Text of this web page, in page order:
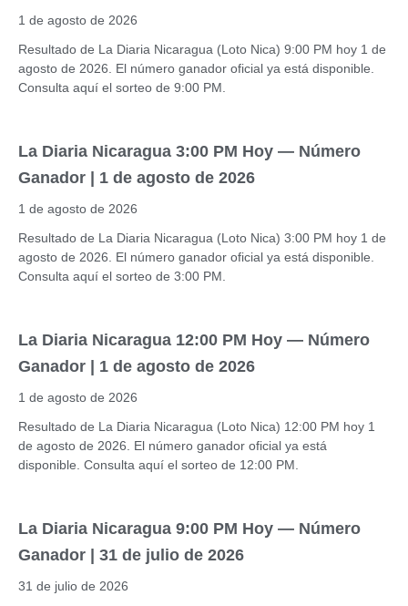
1 de agosto de 2026
Resultado de La Diaria Nicaragua (Loto Nica) 9:00 PM hoy 1 de
agosto de 2026. El número ganador oficial ya está disponible.
Consulta aquí el sorteo de 9:00 PM.
La Diaria Nicaragua 3:00 PM Hoy — Número
Ganador | 1 de agosto de 2026
1 de agosto de 2026
Resultado de La Diaria Nicaragua (Loto Nica) 3:00 PM hoy 1 de
agosto de 2026. El número ganador oficial ya está disponible.
Consulta aquí el sorteo de 3:00 PM.
La Diaria Nicaragua 12:00 PM Hoy — Número
Ganador | 1 de agosto de 2026
1 de agosto de 2026
Resultado de La Diaria Nicaragua (Loto Nica) 12:00 PM hoy 1
de agosto de 2026. El número ganador oficial ya está
disponible. Consulta aquí el sorteo de 12:00 PM.
La Diaria Nicaragua 9:00 PM Hoy — Número
Ganador | 31 de julio de 2026
31 de julio de 2026